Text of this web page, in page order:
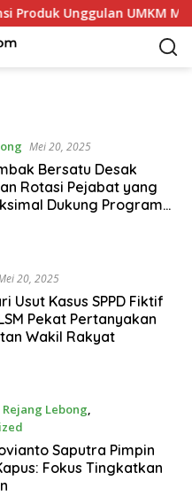
Unggulan UMKM
Mei 20, 2025
Bersatu Desak
Rotasi Pejabat yang
Dukung Program
20, 2025
Usut Kasus SPPD Fiktif
Pekat Pertanyakan
Wakil Rakyat
Rejang Lebong,
Saputra Pimpin
Fokus Tingkatkan